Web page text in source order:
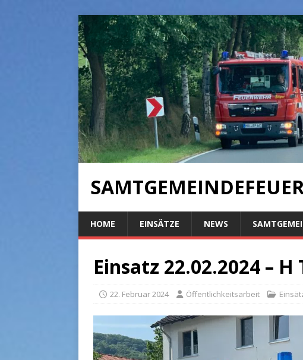
HOME EINSÄTZE NEWS
Einsatz 22.02.2024 – H
22. Februar 2024 Öffentlichkeitsarbeit